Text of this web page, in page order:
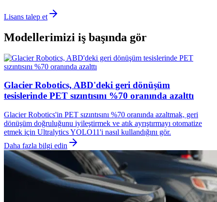
Lisans talep et
Modellerimizi iş başında gör
Glacier Robotics, ABD'deki geri dönüşüm
tesislerinde PET sızıntısını %70 oranında azalttı
Glacier Robotics'in PET sızıntısını %70 oranında azaltmak, geri
dönüşüm doğruluğunu iyileştirmek ve atık ayrıştırmayı otomatize
etmek için Ultralytics YOLO11'i nasıl kullandığını gör.
Daha fazla bilgi edin